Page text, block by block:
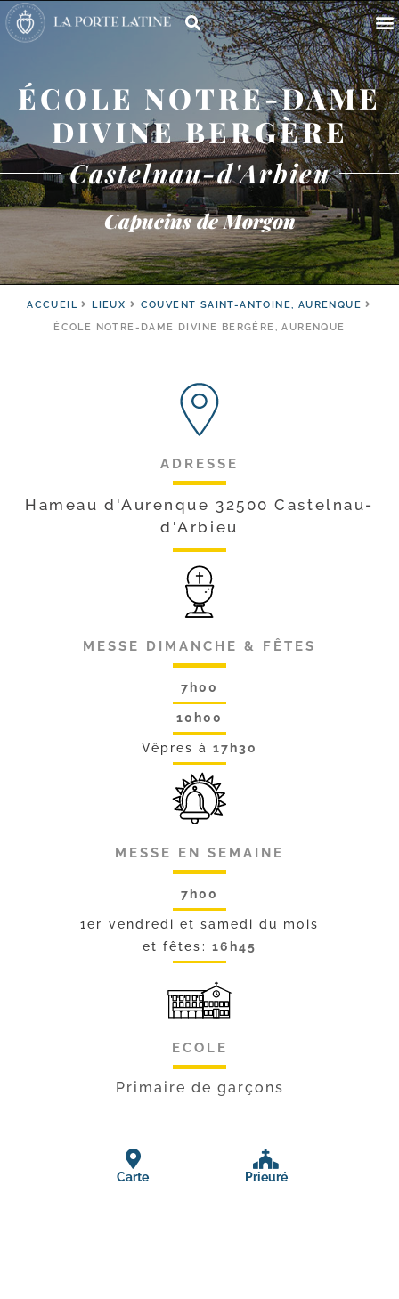
ÉCOLE NOTRE-DAME
DIVINE BERGÈRE
Castelnau-d'Arbieu
Capucins de Morgon
ACCUEIL LIEUX
COUVENT SAINT-ANTOINE, AURENQUE
ÉCOLE NOTRE-DAME DIVINE BERGÈRE, AURENQUE
ADRESSE
Hameau d'Aurenque 32500 Castelnau-
d'Arbieu
MESSE DIMANCHE & FÊTES
7h00
10h00
Vêpres à17h30
MESSE EN SEMAINE
7h00
1er vendredi et samedi du mois
et fêtes: 16h45
ECOLE
Primaire de garçons
Carte Prieuré